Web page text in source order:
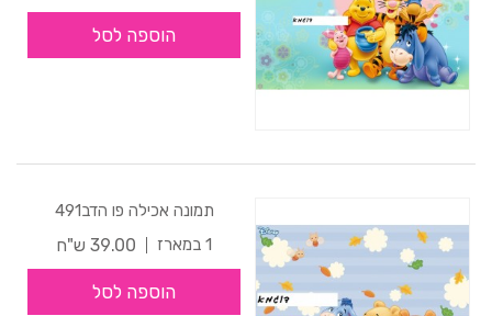
הוספה לסל
תמונה אכילה פו הדב491
1 במארז
39.00 ש"ח
הוספה לסל